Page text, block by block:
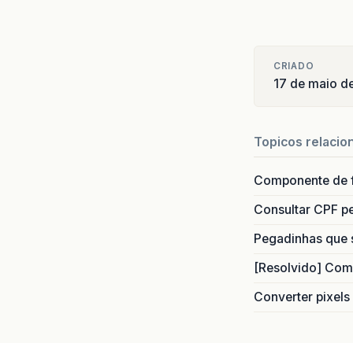
CRIADO
17 de maio
Topicos
Componente de
Consultar CPF
Pegadinhas
[Resolvido]
Converter